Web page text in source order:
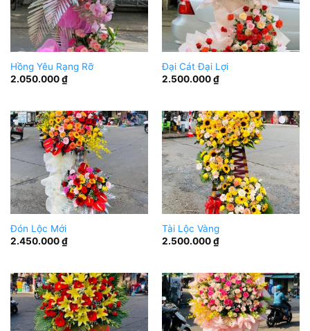
Hồng Yêu Rạng Rỡ
2.050.000₫
Đại Cát Đại Lợi
2.500.000₫
Đón Lộc Mới
2.450.000₫
Tài Lộc Vàng
2.500.000₫